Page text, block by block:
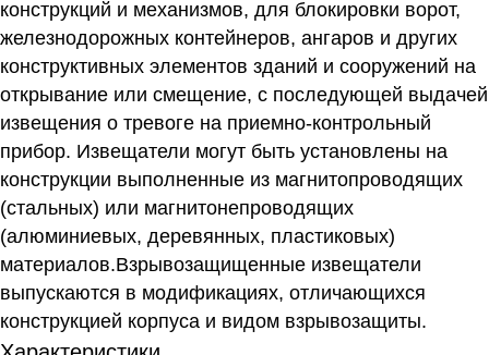
конструкций и механизмов, для блокировки ворот,
железнодорожных контейнеров, ангаров и других
конструктивных элементов зданий и сооружений на
открывание или смещение, с последующей выдачей
извещения о тревоге на приемно-контрольный
прибор. Извещатели могут быть установлены на
конструкции выполненные из магнитопроводящих
(стальных) или магнитонепроводящих
(алюминиевых, деревянных, пластиковых)
материалов.Взрывозащищенные извещатели
выпускаются в модификациях, отличающихся
конструкцией корпуса и видом взрывозащиты.